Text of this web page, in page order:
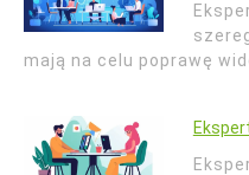
mają na celu poprawę